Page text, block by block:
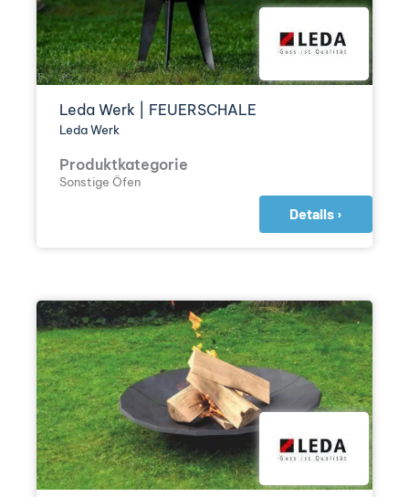
Leda Werk | FEUERSCHALE
Leda Werk
Produktkategorie
Sonstige Öfen
Details ›